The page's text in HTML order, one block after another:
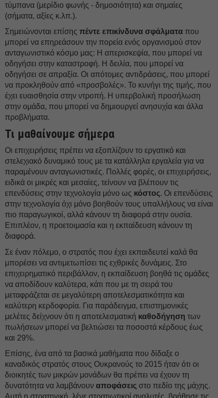
τύμπανα (μερίδιο φωνής - δημοσιότητα) και σημαίες
(σήματα, αξίες κ.λπ.).
Σημειώνονται επίσης πέντε επικίνδυνα σφάλματα που
μπορεί να επηρεάσουν την πορεία ενός οργανισμού στον
ανταγωνιστικό κόσμο μας: Η απερισκεψία, που μπορεί να
οδηγήσει στην καταστροφή. Η δειλία, που μπορεί να
οδηγήσει σε απραξία. Οι απότομες αντιδράσεις, που μπορεί
να προκληθούν από «προσβολές». Το κυνήγι της τιμής, που
έχει ευαισθησία στην ντροπή. Η υπερβολική προσήλωση
στην ομάδα, που μπορεί να δημιουργεί ανησυχία και άλλα
προβλήματα.
Τι μαθαίνουμε σήμερα
Οι επιχειρήσεις πρέπει να εξοπλίζουν το εργατικό και
στελεχιακό δυναμικό τους με τα κατάλληλα εργαλεία για να
παραμένουν ανταγωνιστικές. Πολλές φορές, οι επιχειρήσεις,
ειδικά οι μικρές και μεσαίες, τείνουν να βλέπουν τις
επενδύσεις στην τεχνολογία μόνο ως κόστος. Οι επενδύσεις
στην τεχνολογία όχι μόνο βοηθούν τους υπαλλήλους να είναι
πιο παραγωγικοί, αλλά κάνουν τη διαφορά στην ουσία.
Επιπλέον, η προετοιμασία και η εκπαίδευση κάνουν τη
διαφορά.
Σε έναν πόλεμο, ο στρατός που έχει εκπαιδευτεί καλά θα
μπορέσει να αντιμετωπίσει τις εχθρικές δυνάμεις. Στο
επιχειρηματικό περιβάλλον, η εκπαίδευση βοηθά τις ομάδες
να αποδίδουν καλύτερα, κάτι που με τη σειρά του
μεταφράζεται σε μεγαλύτερη αποτελεσματικότητα και
καλύτερη κερδοφορία. Για παράδειγμα, επιστημονικές
μελέτες δείχνουν ότι η αποτελεσματική καθοδήγηση των
πωλήσεων μπορεί να βελτιώσει τα ποσοστά κέρδους έως
και 29%.
Επίσης, ένα από τα βασικά μαθήματα που δίδαξε ο
καναδικός στρατός στους Ουκρανούς το 2015 ήταν ότι οι
διοικητές των μικρών μονάδων θα πρέπει να έχουν τη
δυνατότητα να λαμβάνουν αποφάσεις στο πεδίο της μάχης.
Αυτή η στρατηγική, λένε στρατιωτικοί αναλυτές, βοήθησε τις